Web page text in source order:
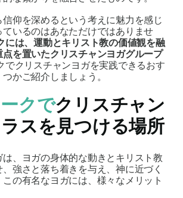
仰を深めるという考えに魅力を感じ
ているのはあなただけではありませ
には、運動とキリスト教の価値観を融
を置いたクリスチャンヨガグループ
でクリスチャンヨガを実践できるおす
かご紹介しましょう。
クでクリスチャン
スを見つける場所
は、ヨガの身体的な動きとキリスト教
強さと落ち着きを与え、神に近づく
の有名なヨガには、様々なメリット